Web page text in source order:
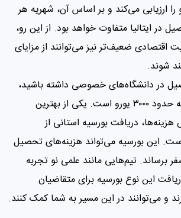
را ارزیابی می‌کند و بر اساس آن، شهریه هر
در ایتالیا متفاوت خواهد بود. از این رو،
اقتصادی ضعیف‌تر نیز می‌توانند از مزایای
شوند.
در دانشگاه‌های خصوصی داشته باشید،
میانگین شهریه سالانه حدود ۳۰۰۰ یورو است. یکی از بهترین
دریافت بورسیه استانی از
این بورسیه می‌تواند هزینه‌های تحصیل
برساند. تیم‌هایی مانند علمی نو تجربه
این نوع بورسیه برای متقاضیان
و می‌توانند در این مسیر به شما کمک کنند.